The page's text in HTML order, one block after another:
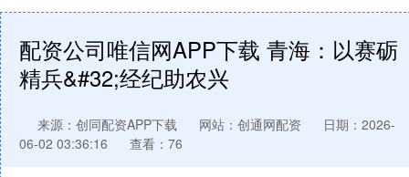
配资公司唯信网APP下载 青海：以赛砺
精兵&#32;经纪助农兴
来源：创同配资APP下载 网站：创通网配资
日期：2026-
06-02 03:36:16
查看：76